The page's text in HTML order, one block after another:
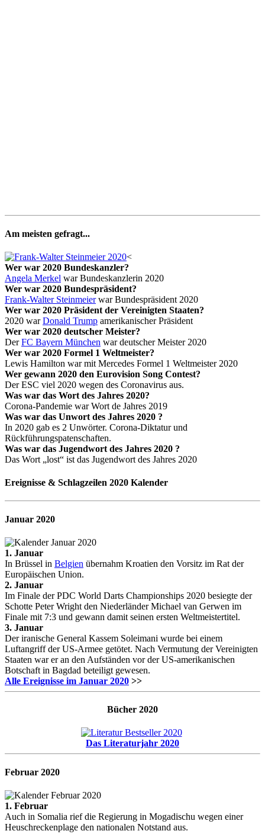
Am meisten gefragt...
<
Wer war 2020 Bundeskanzler?
Angela Merkel war Bundeskanzlerin 2020
Wer war 2020 Bundespräsident?
Frank-Walter Steinmeierwar Bundespräsident 2020
Wer war 2020 Präsident der Vereinigten Staaten?
2020 warDonald Trump amerikanischer Präsident
Wer war 2020 deutscher Meister?
DerFC Bayern München war deutscher Meister 2020
Wer war 2020 Formel 1 Weltmeister?
Lewis Hamilton war mit Mercedes Formel 1 Weltmeister 2020
Wer gewann 2020 den Eurovision Song Contest?
Der ESC viel 2020 wegen des Coronavirus aus.
Was war das Wort des Jahres 2020?
Corona-Pandemie war Wort de Jahres 2019
Was war das Unwort des Jahres 2020 ?
In 2020 gab es 2 Unwörter. Corona-Diktatur und
Rückführungspatenschaften.
Was war das Jugendwort des Jahres 2020 ?
Das Wort „lost“ ist das Jugendwort des Jahres 2020
Ereignisse & Schlagzeilen 2020 Kalender
Januar 2020
1. Januar
In Brüssel in Belgien übernahm Kroatien den Vorsitz im Rat der
Europäischen Union.
2. Januar
Im Finale der PDC World Darts Championships 2020 besiegte der
Schotte Peter Wright den Niederländer Michael van Gerwen im
Finale mit 7:3 und gewann damit seinen ersten Weltmeistertitel.
3. Januar
Der iranische General Kassem Soleimani wurde bei einem
Luftangriff der US-Armee getötet. Nach Vermutung der Vereinigten
Staaten war er an den Aufständen vor der US-amerikanischen
Botschaft in Bagdad beteiligt gewesen.
Alle Ereignisse im Januar 2020 >>
Bücher 2020
Das Literaturjahr 2020
Februar 2020
1. Februar
Auch in Somalia rief die Regierung in Mogadischu wegen einer
Heuschreckenplage den nationalen Notstand aus.